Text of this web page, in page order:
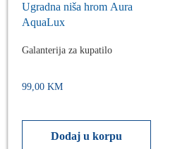
Ugradna niša hrom Aura
AquaLux
Galanterija za kupatilo
99,00KM
Dodaj u korpu